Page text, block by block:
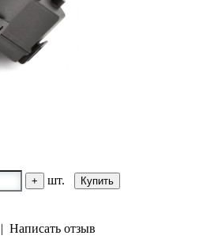
+
шт.
| Написать отзыв